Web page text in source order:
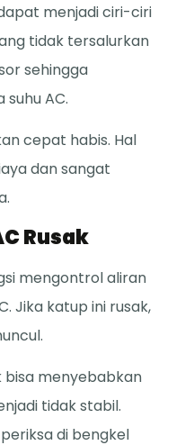
menjadi ciri-ciri
tidak tersalurkan
sehingga
AC.
cepat habis. Hal
dan sangat
Rusak
mengontrol aliran
Jika katup ini rusak,
bisa menyebabkan
tidak stabil.
di bengkel